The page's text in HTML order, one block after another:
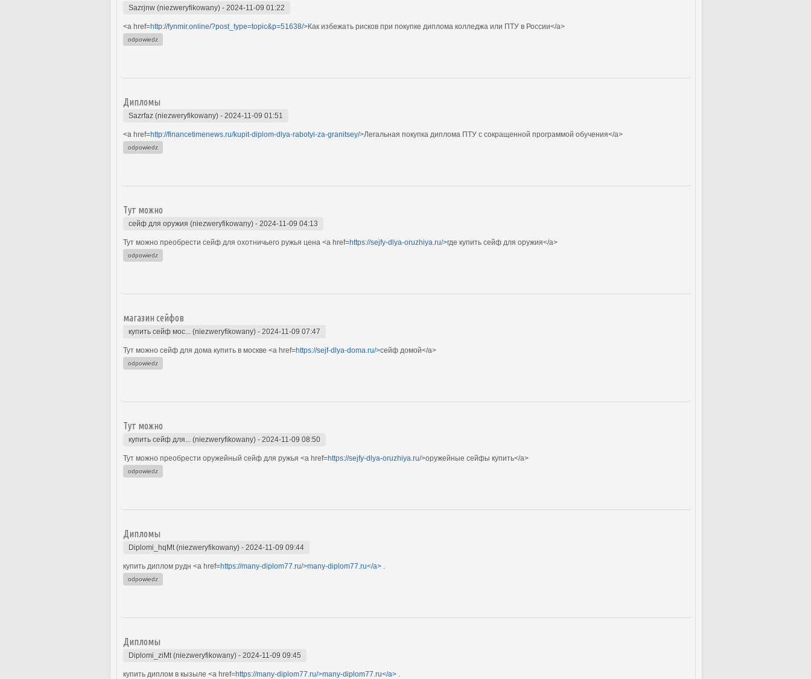
Sazrjnw (niezweryfikowany) - 2024-11-09 01:22
<a href=http://fynmir.online/?post_type=topic&p=51638/>Как избежать рисков при покупке диплома колледжа или ПТУ в России</a>
odpowiedz
Дипломы
Sazrfaz (niezweryfikowany) - 2024-11-09 01:51
<a href=http://financetimenews.ru/kupit-diplom-dlya-rabotyi-za-granitsey/>Легальная покупка диплома ПТУ с сокращенной программой обучения</a>
odpowiedz
Тут можно
сейф для оружия (niezweryfikowany) - 2024-11-09 04:13
Тут можно преобрести сейф для охотничьего ружья цена <a href=https://sejfy-dlya-oruzhiya.ru/>где купить сейф для оружия</a>
odpowiedz
магазин сейфов
купить сейф мос... (niezweryfikowany) - 2024-11-09 07:47
Тут можно сейф для дома купить в москве <a href=https://sejf-dlya-doma.ru/>сейф домой</a>
odpowiedz
Тут можно
купить сейф для... (niezweryfikowany) - 2024-11-09 08:50
Тут можно преобрести оружейный сейф для ружья <a href=https://sejfy-dlya-oruzhiya.ru/>оружейные сейфы купить</a>
odpowiedz
Дипломы
Diplomi_hqMt (niezweryfikowany) - 2024-11-09 09:44
купить диплом рудн <a href=https://many-diplom77.ru/>many-diplom77.ru</a>
odpowiedz
Дипломы
Diplomi_ziMt (niezweryfikowany) - 2024-11-09 09:45
купить диплом в кызыле <a href=https://many-diplom77.ru/>many-diplom77.ru</a>